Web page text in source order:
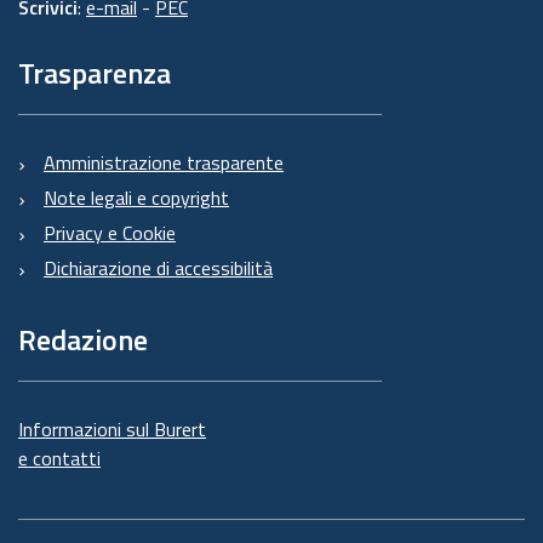
Scrivici: e-mail - PEC
Trasparenza
Amministrazione trasparente
Note legali e copyright
Privacy e Cookie
Dichiarazione di accessibilità
Redazione
Informazioni sul Burert
e contatti